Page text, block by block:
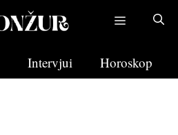
Intervjui Horoskop